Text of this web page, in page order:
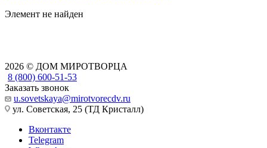
Элемент не найден
2026 © ДОМ МИРОТВОРЦА
8 (800) 600-51-53
Заказать звонок
u.sovetskaya@mirotvorecdv.ru
ул. Советская, 25 (ТД Кристалл)
Вконтакте
Telegram